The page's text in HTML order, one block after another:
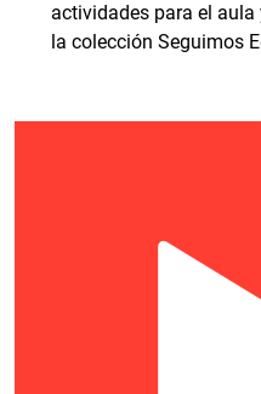
actividades para el
la colección Seguimos